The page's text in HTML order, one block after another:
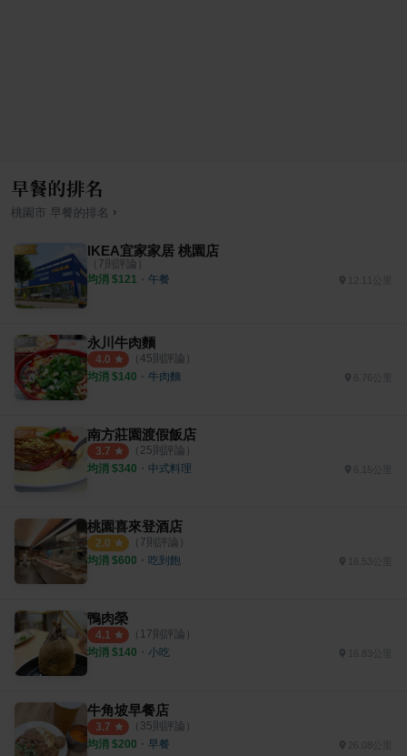
早餐的排名
桃園市 早餐的排名 ›
IKEA宜家家居 桃園店
（ 7則評論）
均消 $121 ・ 午餐
永川牛肉麵
4.0 （ 45則評論）
均消 $140 ・ 牛肉麵
南方莊園渡假飯店
3.7 （ 25則評論）
均消 $340 ・ 中式料理 6.15公里
桃園喜來登酒店
2.0 （ 7則評論）
均消 $600 ・ 吃到飽 16.53公里
鴨肉榮
4.1 （ 17則評論）
均消 $140 ・ 小吃
牛角坡早餐店
3.7 （ 35則評論）
均消 $200 ・ 早餐